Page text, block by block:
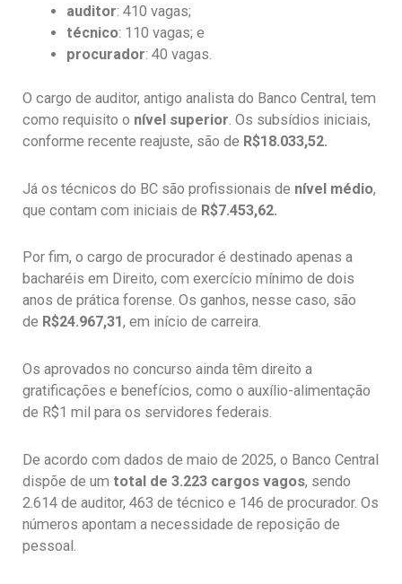
auditor: 410 vagas;
técnico: 110 vagas; e
procurador: 40 vagas.
O cargo de auditor, antigo analista do Banco Central, tem
como requisito o nível superior. Os subsídios iniciais,
conforme recente reajuste, são de R$18.033,52.
Já os técnicos do BC são profissionais de nível médio,
que contam com iniciais de R$7.453,62.
Por fim, o cargo de procurador é destinado apenas a
bacharéis em Direito, com exercício mínimo de dois
anos de prática forense. Os ganhos, nesse caso, são
de R$24.967,31, em início de carreira.
Os aprovados no concurso ainda têm direito a
gratificações e benefícios, como o auxílio-alimentação
de R$1 mil para os servidores federais.
De acordo com dados de maio de 2025, o Banco Central
dispõe de um total de 3.223 cargos vagos, sendo
2.614 de auditor, 463 de técnico e 146 de procurador. Os
números apontam a necessidade de reposição de
pessoal.